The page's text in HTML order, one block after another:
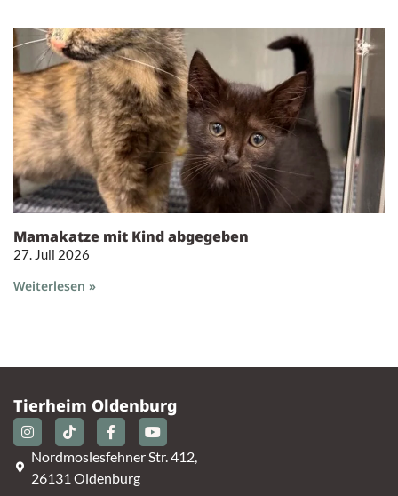
Mamakatze mit Kind abgegeben
27. Juli 2026
Weiterlesen »
Tierheim Oldenburg
Nordmoslesfehner Str. 412,
26131 Oldenburg